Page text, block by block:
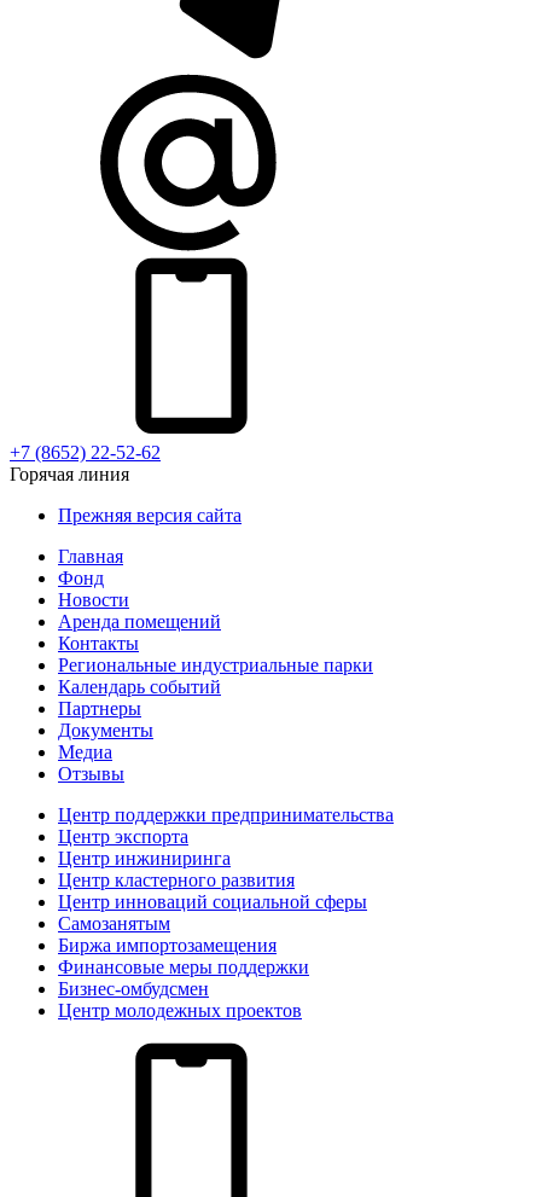
+7 (8652) 22-52-62
Горячая линия
Прежняя версия сайта
Главная
Фонд
Новости
Аренда помещений
Контакты
Региональные индустриальные парки
Календарь событий
Партнеры
Документы
Медиа
Отзывы
Центр поддержки предпринимательства
Центр экспорта
Центр инжиниринга
Центр кластерного развития
Центр инноваций социальной сферы
Cамозанятым
Биржа импортозамещения
Финансовые меры поддержки
Бизнес-омбудсмен
Центр молодежных проектов